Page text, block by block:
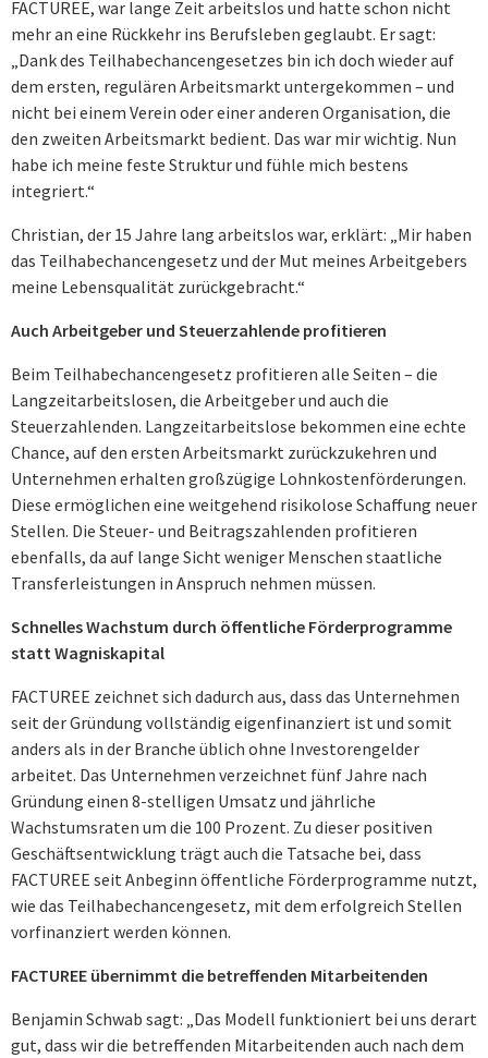
FACTUREE, war lange Zeit arbeitslos und hatte schon nicht
mehr an eine Rückkehr ins Berufsleben geglaubt. Er sagt:
„Dank des Teilhabechancengesetzes bin ich doch wieder auf
dem ersten, regulären Arbeitsmarkt untergekommen – und
nicht bei einem Verein oder einer anderen Organisation, die
den zweiten Arbeitsmarkt bedient. Das war mir wichtig. Nun
habe ich meine feste Struktur und fühle mich bestens
integriert.“
Christian, der 15 Jahre lang arbeitslos war, erklärt: „Mir haben
das Teilhabechancengesetz und der Mut meines Arbeitgebers
meine Lebensqualität zurückgebracht.“
Auch Arbeitgeber und Steuerzahlende profitieren
Beim Teilhabechancengesetz profitieren alle Seiten – die
Langzeitarbeitslosen, die Arbeitgeber und auch die
Steuerzahlenden. Langzeitarbeitslose bekommen eine echte
Chance, auf den ersten Arbeitsmarkt zurückzukehren und
Unternehmen erhalten großzügige Lohnkostenförderungen.
Diese ermöglichen eine weitgehend risikolose Schaffung neuer
Stellen. Die Steuer- und Beitragszahlenden profitieren
ebenfalls, da auf lange Sicht weniger Menschen staatliche
Transferleistungen in Anspruch nehmen müssen.
Schnelles Wachstum durch öffentliche Förderprogramme
statt Wagniskapital
FACTUREE zeichnet sich dadurch aus, dass das Unternehmen
seit der Gründung vollständig eigenfinanziert ist und somit
anders als in der Branche üblich ohne Investorengelder
arbeitet. Das Unternehmen verzeichnet fünf Jahre nach
Gründung einen 8-stelligen Umsatz und jährliche
Wachstumsraten um die 100 Prozent. Zu dieser positiven
Geschäftsentwicklung trägt auch die Tatsache bei, dass
FACTUREE seit Anbeginn öffentliche Förderprogramme nutzt,
wie das Teilhabechancengesetz, mit dem erfolgreich Stellen
vorfinanziert werden können.
FACTUREE übernimmt die betreffenden Mitarbeitenden
Benjamin Schwab sagt: „Das Modell funktioniert bei uns derart
gut, dass wir die betreffenden Mitarbeitenden auch nach dem